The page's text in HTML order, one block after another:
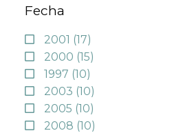
Fecha
2001 (17)
2000 (15)
1997 (10)
2003 (10)
2005 (10)
2008 (10)